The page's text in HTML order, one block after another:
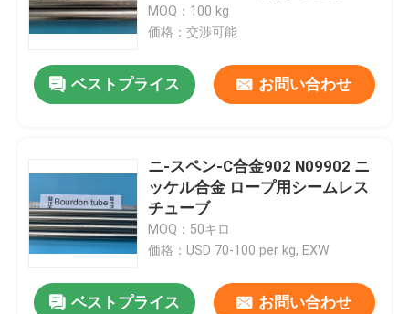
MOQ：100 kg
価格：交渉可能
ベストプライス お問い合わせ
ニ-スペン-C合金902 N09902 ニ
ッケル合金 ロープ用シームレス
チューブ
MOQ：50キロ
価格：USD 70-100 per kg, EXW
ベストプライス お問い合わせ